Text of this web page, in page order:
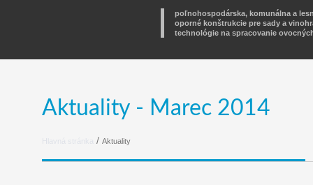
poľnohospodárska, komunálna a
oporné konštrukcie pre sady a
technológie na spracovanie
Aktuality - Marec 2014
/ Aktuality